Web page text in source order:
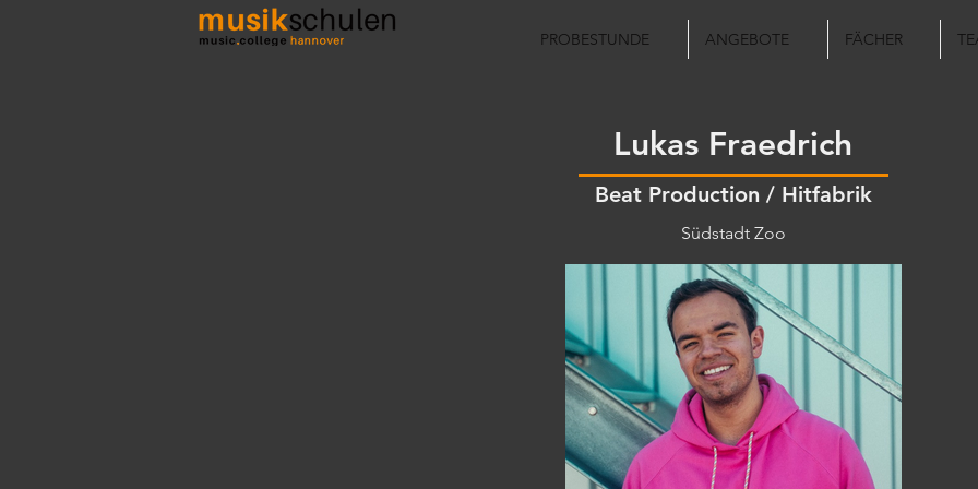
PROBESTUNDE ANGEBOTE FÄCHER
Lukas Fraedrich
Beat Production / Hitfabrik
Südstadt Zoo